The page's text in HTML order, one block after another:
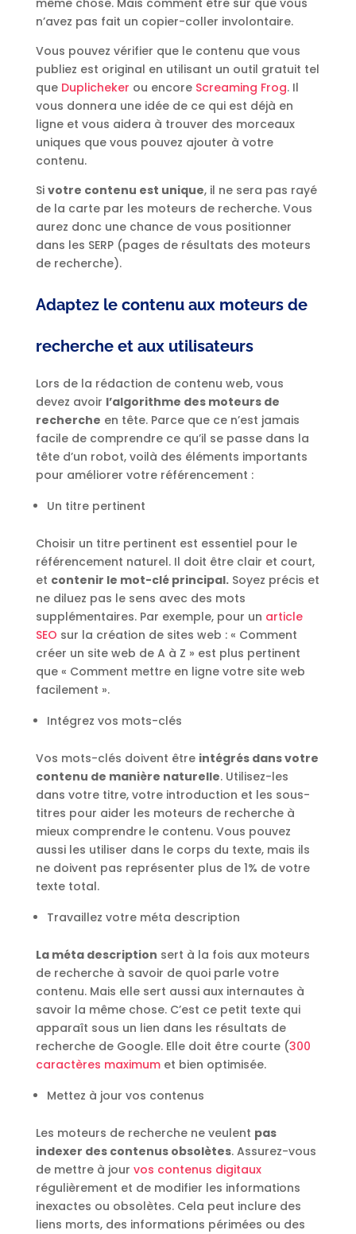
même chose. Mais comment être sûr que vous
n’avez pas fait un copier-coller involontaire.
Vous pouvez vérifier que le contenu que vous
publiez est original en utilisant un outil gratuit tel
que Duplicheker ou encore Screaming Frog. Il
vous donnera une idée de ce qui est déjà en
ligne et vous aidera à trouver des morceaux
uniques que vous pouvez ajouter à votre
contenu.
Si votre contenu est unique, il ne sera pas rayé
de la carte par les moteurs de recherche. Vous
aurez donc une chance de vous positionner
dans les SERP (pages de résultats des moteurs
de recherche).
Adaptez le contenu aux moteurs de
recherche et aux utilisateurs
Lors de la rédaction de contenu web, vous
devez avoir l’algorithme des moteurs de
recherche en tête. Parce que ce n’est jamais
facile de comprendre ce qu’il se passe dans la
tête d’un robot, voilà des éléments importants
pour améliorer votre référencement :
Un titre pertinent
Choisir un titre pertinent est essentiel pour le
référencement naturel. Il doit être clair et court,
et contenir le mot-clé principal.Soyez précis et
ne diluez pas le sens avec des mots
supplémentaires. Par exemple, pour un article
SEO sur la création de sites web : « Comment
créer un site web de A à Z » est plus pertinent
que « Comment mettre en ligne votre site web
facilement ».
Intégrez vos mots-clés
Vos mots-clés doivent être intégrés dans votre
contenu de manière naturelle. Utilisez-les
dans votre titre, votre introduction et les sous-
titres pour aider les moteurs de recherche à
mieux comprendre le contenu. Vous pouvez
aussi les utiliser dans le corps du texte, mais ils
ne doivent pas représenter plus de 1% de votre
texte total.
Travaillez votre méta description
La méta description sert à la fois aux moteurs
de recherche à savoir de quoi parle votre
contenu. Mais elle sert aussi aux internautes à
savoir la même chose. C’est ce petit texte qui
apparaît sous un lien dans les résultats de
recherche de Google. Elle doit être courte (300
caractères maximumet bien optimisée.
Mettez à jour vos contenus
Les moteurs de recherche ne veulent pas
indexer des contenus obsolètes. Assurez-vous
de mettre à jour vos contenus digitaux
régulièrement et de modifier les informations
inexactes ou obsolètes. Cela peut inclure des
liens morts, des informations périmées ou des